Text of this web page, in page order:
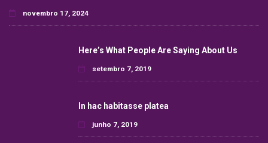
novembro 17, 2024
Here’s What People Are Saying About Us
setembro 7, 2019
In hac habitasse platea
junho 7, 2019